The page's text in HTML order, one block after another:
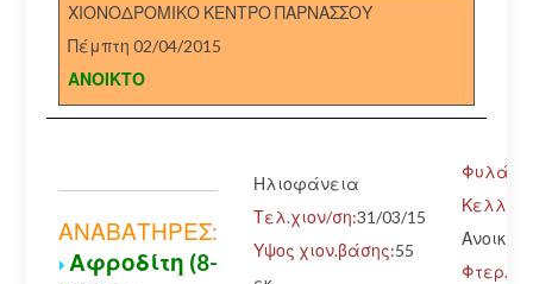
ΧΙΟΝΟΔΡΟΜΙΚΟ ΚΕΝΤΡΟ ΠΑΡΝΑΣΣΟΥ
Πέμπτη 02/04/2015
ΑΝΟΙΚΤΟ
ΑΝΑΒΑΤΗΡΕΣ:
Αφροδίτη (8-
Ηλιοφάνεια
Τελ.χιον/ση:31/03/15
Υψος χιον.βάσης:55